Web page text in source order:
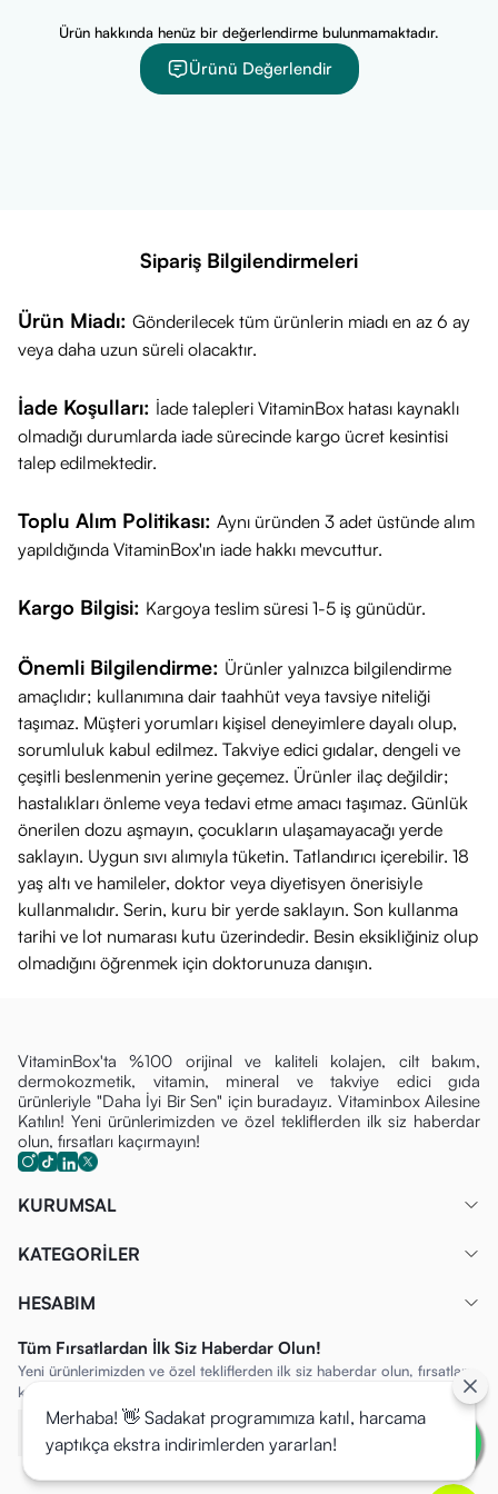
Ürün hakkında henüz bir değerlendirme bulunmamaktadır.
Ürünü Değerlendir
Sipariş Bilgilendirmeleri
Ürün Miadı: Gönderilecek tüm ürünlerin miadı en az 6 ay
veya daha uzun süreli olacaktır.
İade Koşulları: İade talepleri VitaminBox hatası kaynaklı
olmadığı durumlarda iade sürecinde kargo ücret kesintisi
talep edilmektedir.
Toplu Alım Politikası: Aynı üründen 3 adet üstünde alım
yapıldığında VitaminBox'ın iade hakkı mevcuttur.
Kargo Bilgisi: Kargoya teslim süresi 1-5 iş günüdür.
Önemli Bilgilendirme: Ürünler yalnızca bilgilendirme
amaçlıdır; kullanımına dair taahhüt veya tavsiye niteliği
taşımaz. Müşteri yorumları kişisel deneyimlere dayalı olup,
sorumluluk kabul edilmez. Takviye edici gıdalar, dengeli ve
çeşitli beslenmenin yerine geçemez. Ürünler ilaç değildir;
hastalıkları önleme veya tedavi etme amacı taşımaz. Günlük
önerilen dozu aşmayın, çocukların ulaşamayacağı yerde
saklayın. Uygun sıvı alımıyla tüketin. Tatlandırıcı içerebilir. 18
yaş altı ve hamileler, doktor veya diyetisyen önerisiyle
kullanmalıdır. Serin, kuru bir yerde saklayın. Son kullanma
tarihi ve lot numarası kutu üzerindedir. Besin eksikliğiniz olup
olmadığını öğrenmek için doktorunuza danışın.
VitaminBox'ta %100 orijinal ve kaliteli kolajen, cilt bakım,
dermokozmetik, vitamin, mineral ve takviye edici gıda
ürünleriyle "Daha İyi Bir Sen" için buradayız. Vitaminbox Ailesine
Katılın! Yeni ürünlerimizden ve özel tekliflerden ilk siz haberdar
olun, fırsatları kaçırmayın!
KURUMSAL
KATEGORİLER
HESABIM
Tüm Fırsatlardan İlk Siz Haberdar Olun!
Yeni ürünlerimizden ve özel tekliflerden ilk siz haberdar olun, fırsatları
kaçırmayın!
Merhaba! 👋 Sadakat programımıza katıl, harcama
yaptıkça ekstra indirimlerden yararlan!